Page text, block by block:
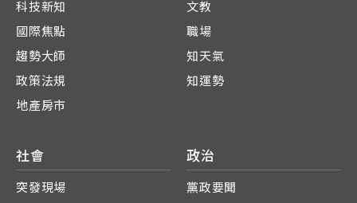
科技新知
國際焦點
趨勢大師
政策法規
地產房市
文教
職場
知天氣
知運勢
社會
突發現場
政治
黨政要聞